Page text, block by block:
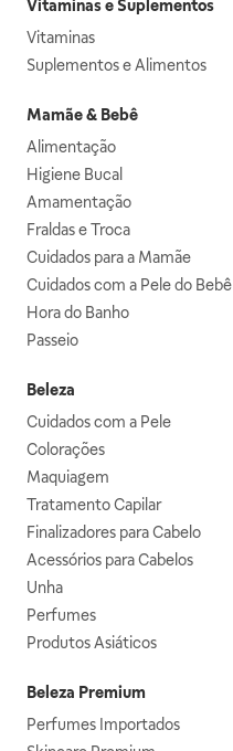
Vitaminas e Suplementos
Vitaminas
Suplementos e Alimentos
Mamãe & Bebê
Alimentação
Higiene Bucal
Amamentação
Fraldas e Troca
Cuidados para a Mamãe
Cuidados com a Pele do Bebê
Hora do Banho
Passeio
Beleza
Cuidados com a Pele
Colorações
Maquiagem
Tratamento Capilar
Finalizadores para Cabelo
Acessórios para Cabelos
Unha
Perfumes
Produtos Asiáticos
Beleza Premium
Perfumes Importados